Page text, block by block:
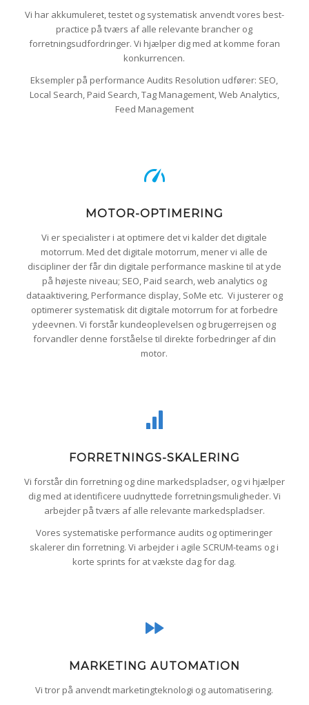
Vi har akkumuleret, testet og systematisk anvendt vores best-
practice på tværs af alle relevante brancher og
forretningsudfordringer. Vi hjælper dig med at komme foran
konkurrencen.
Eksempler på performance Audits Resolution udfører: SEO,
Local Search, Paid Search, Tag Management, Web Analytics,
Feed Management
MOTOR-OPTIMERING
Vi er specialister i at optimere det vi kalder det digitale
motorrum. Med det digitale motorrum, mener vi alle de
discipliner der får din digitale performance maskine til at yde
på højeste niveau; SEO, Paid search, web analytics og
dataaktivering, Performance display, SoMe etc. Vi justerer og
optimerer systematisk dit digitale motorrum for at forbedre
ydeevnen. Vi forstår kundeoplevelsen og brugerrejsen og
forvandler denne forståelse til direkte forbedringer af din
motor.
FORRETNINGS-SKALERING
Vi forstår din forretning og dine markedspladser, og vi hjælper
dig med at identificere uudnyttede forretningsmuligheder. Vi
arbejder på tværs af alle relevante markedspladser.
Vores systematiske performance audits og optimeringer
skalerer din forretning. Vi arbejder i agile SCRUM-teams og i
korte sprints for at vækste dag for dag.
MARKETING AUTOMATION
Vi tror på anvendt marketingteknologi og automatisering.